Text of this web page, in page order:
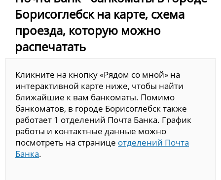
Борисоглебск на карте, схема
проезда, которую можно
распечатать
Кликните на кнопку «Рядом со мной» на
интерактивной карте ниже, чтобы найти
ближайшие к вам банкоматы. Помимо
банкоматов, в городе Борисоглебск также
работает 1 отделений Почта Банка. График
работы и контактные данные можно
посмотреть на странице отделений Почта
Банка.